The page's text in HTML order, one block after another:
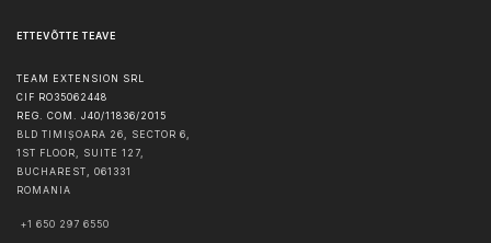
ETTEVÕTTE TEAVE
TEAM EXTENSION SRL
CIF RO35062448
REG. COM. J40/11836/2015
BLD TIMIȘOARA 26, SECTOR 6,
1ST FLOOR, SUITE 127,
BUCHAREST, 061331
ROMANIA
+1 650 297 6550